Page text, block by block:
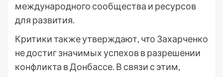
международного сообщества и ресурсов
для развития.
Критики также утверждают, что Захарченко
не достиг значимых успехов в разрешении
конфликта в Донбассе. В связи с этим,